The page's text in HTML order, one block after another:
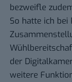
bezweifle
So hatte ich bei
der
weitere